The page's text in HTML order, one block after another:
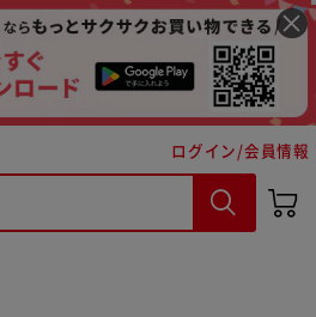
ログイン/会員情報